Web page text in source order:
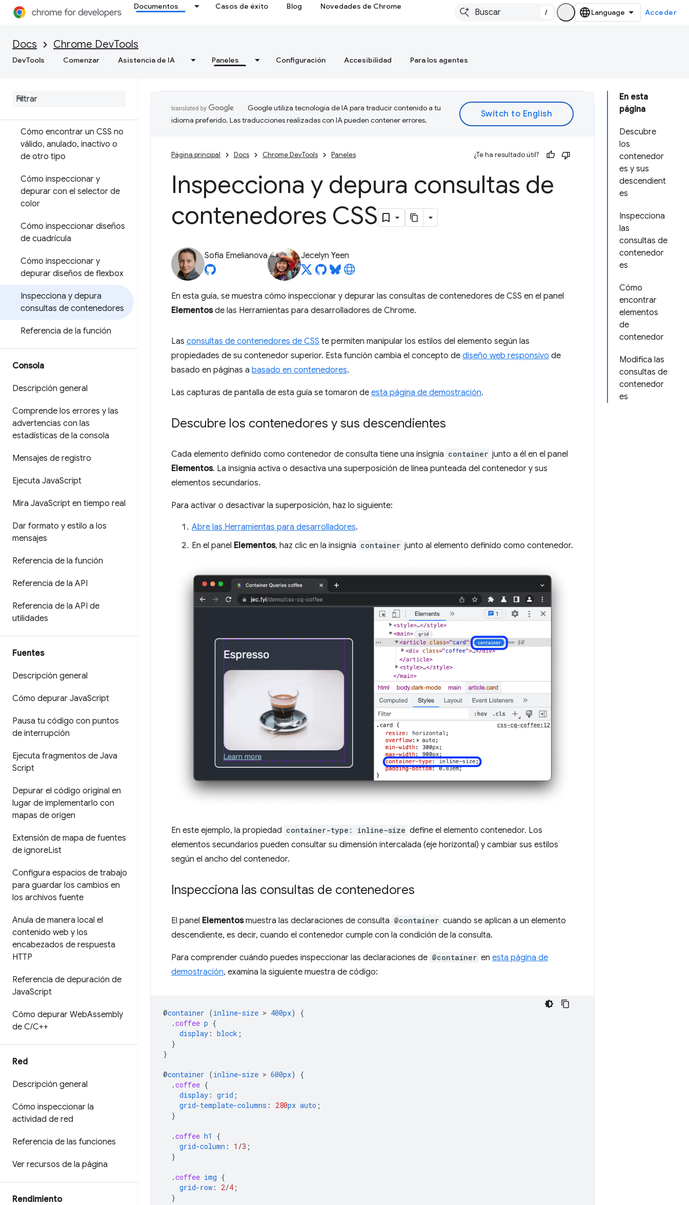
Documentos Casos de éxito Blog Novedades de Chrome
/ Acceder
Docs Chrome DevTools
DevTools Comenzar Asistencia de IA Paneles Configuración Accesibilidad Para los agentes
Elementos
Descripción general
DOM
Cómo encontrar un CSS no
válido, anulado, inactivo o
de otro tipo
Cómo inspeccionar y
depurar con el selector de
color
Cómo inspeccionar diseños
de cuadrícula
Cómo inspeccionar y
depurar diseños de flexbox
Inspecciona y depura
consultas de contenedores
Referencia de la función
Consola
Descripción general
Comprende los errores y las
advertencias con las
estadísticas de la consola
Mensajes de registro
Ejecuta JavaScript
Mira JavaScript en tiempo real
Dar formato y estilo a los
mensajes
Referencia de la función
Referencia de la API
Referencia de la API de
utilidades
Fuentes
Descripción general
Cómo depurar JavaScript
Pausa tu código con puntos
de interrupción
Ejecuta fragmentos de Java
Script
Depurar el código original en
lugar de implementarlo con
mapas de origen
Extensión de mapa de fuentes
de ignoreList
Configura espacios de trabajo
para guardar los cambios en
los archivos fuente
Anula de manera local el
contenido web y los
encabezados de respuesta
HTTP
Referencia de depuración de
JavaScript
Cómo depurar WebAssembly
de C/C++
Red
Descripción general
Cómo inspeccionar la
actividad de red
Referencia de las funciones
Ver recursos de la página
Rendimiento
En esta
página
Descubre
los
contenedor
es y sus
descendient
es
Inspecciona
las
consultas de
contenedor
es
Cómo
encontrar
elementos
de
contenedor
Modifica las
consultas de
contenedor
es
Google utiliza tecnología de IA para traducir contenido a tu
idioma preferido. Las traducciones realizadas con IA pueden contener errores.
Página principal Docs Chrome DevTools Paneles ¿Te ha resultado útil?
Inspecciona y depura consultas de
contenedores CSS
Sofia Emelianova Jecelyn Yeen
En esta guía, se muestra cómo inspeccionar y depurar las consultas de contenedores de CSS en el panel
Elementosde las Herramientas para desarrolladores de Chrome.
Las consultas de contenedores de CSS te permiten manipular los estilos del elemento según las
propiedades de su contenedor superior. Esta función cambia el concepto de diseño web responsivo de
basado en páginas a basado en contenedores.
Las capturas de pantalla de esta guía se tomaron de esta página de demostración.
Descubre los contenedores y sus descendientes
Cada elemento definido como contenedor de consulta tiene una insignia container junto a él en el panel
Elementos. La insignia activa o desactiva una superposición de línea punteada del contenedor y sus
elementos secundarios.
Para activar o desactivar la superposición, haz lo siguiente:
Abre las Herramientas para desarrolladores.
En el panel Elementos, haz clic en la insignia container junto al elemento definido como contenedor.
En este ejemplo, la propiedad container-type: inline-size define el elemento contenedor. Los
elementos secundarios pueden consultar su dimensión intercalada (eje horizontal) y cambiar sus estilos
según el ancho del contenedor.
Inspecciona las consultas de contenedores
El panel Elementosmuestra las declaraciones de consulta @container cuando se aplican a un elemento
descendiente, es decir, cuando el contenedor cumple con la condición de la consulta.
Para comprender cuándo puedes inspeccionar las declaraciones de @container en esta página de
demostración, examina la siguiente muestra de código:
@container (inline-size > 400px)
{
.coffee p {
display : block ;
}
}
@container (inline-size > 600px)
{
.coffee {
display : grid ;
grid-template-columns : 280px auto ;
}
.coffee h1
{
grid-column : 1 /3 ;
}
.coffee img {
grid-row : 2/4 ;
}